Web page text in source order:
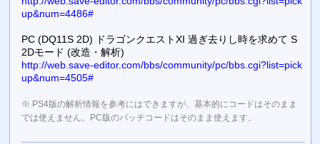
up&num=4486#
PC (DQ11S 2D) ドラゴンクエストXI 過ぎ去りし時を求めて S
2Dモード (改造・解析)
http://web.save-editor.com/bbs/community/pc/bbs.cgi?list=pick
up&num=4505#
※ PS4版の解析情報を参考にはできますが、基本的にコードはそのまま
では使えません。PC版のパッチコードはそのまま使えます。